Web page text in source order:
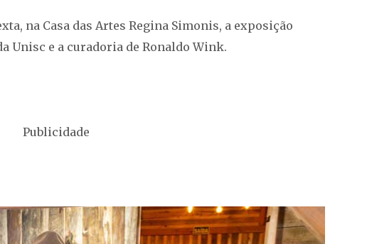
na Casa das Artes Regina Simonis, a exposição
Unisc e a curadoria de Ronaldo Wink.
Publicidade